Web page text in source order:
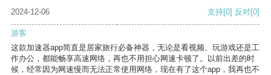
2024-12-06
支持[0] 反对[0]
游客
这款加速器app简直是居家旅行必备神器，无论是看视频、玩游戏还是工
作办公，都能畅享高速网络，再也不用担心网速卡顿了。以前出差的时
候，经常因为网速慢而无法正常使用网络，现在有了这个app，我再也不